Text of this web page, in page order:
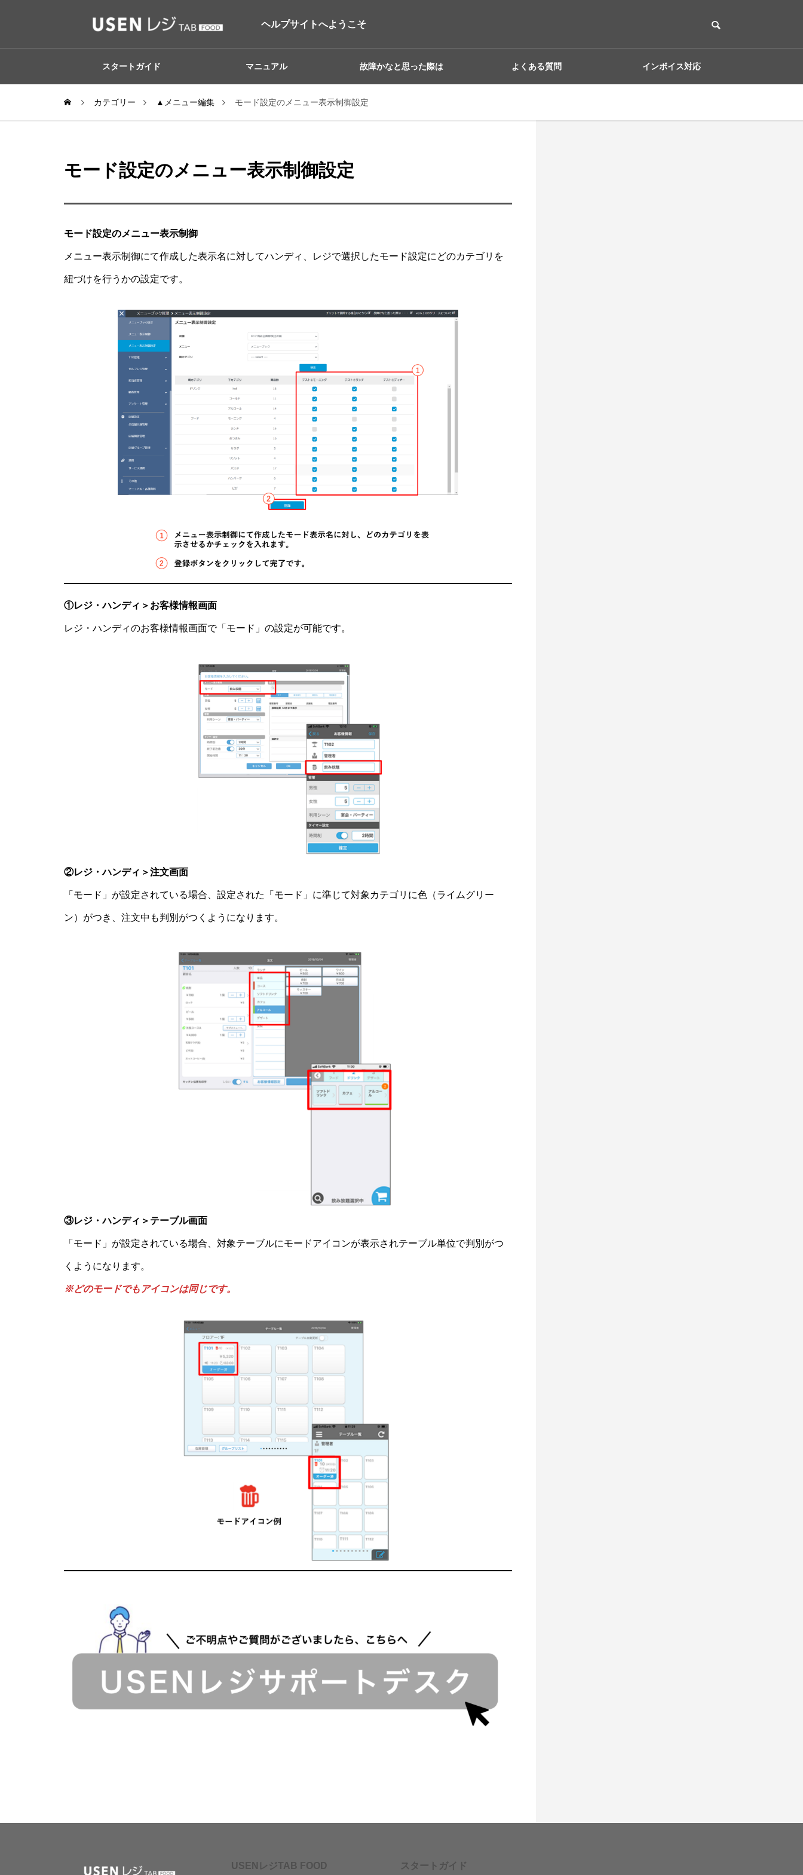
ヘルプサイトへようこそ
スタートガイド マニュアル 故障かなと思った際は よくある質問 インボイス対応
カテゴリー ▲メニュー編集 モード設定のメニュー表示制御設定
モード設定のメニュー表示制御設定
モード設定のメニュー表示制御
メニュー表示制御にて作成した表示名に対してハンディ、レジで選択したモード設定にどのカテゴリを
紐づけを行うかの設定です。
①レジ・ハンディ＞お客様情報画面
レジ・ハンディのお客様情報画面で「モード」の設定が可能です。
②レジ・ハンディ＞注文画面
「モード」が設定されている場合、設定された「モード」に準じて対象カテゴリに色（ライムグリー
ン）がつき、注文中も判別がつくようになります。
③レジ・ハンディ＞テーブル画面
「モード」が設定されている場合、対象テーブルにモードアイコンが表示されテーブル単位で判別がつ
くようになります。
※どのモードでもアイコンは同じです。
USENレジTAB FOOD スタートガイド